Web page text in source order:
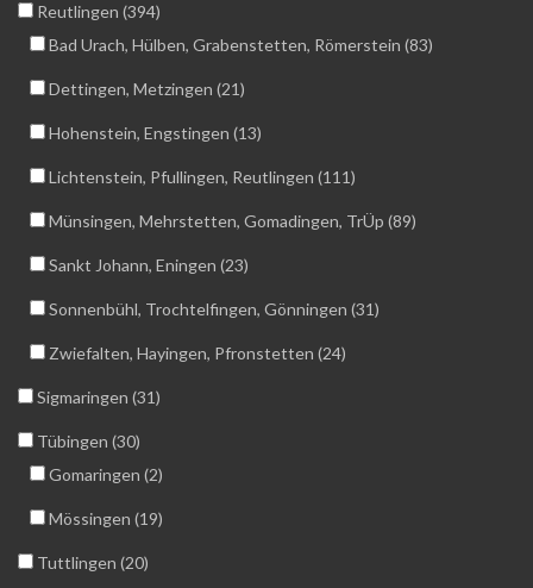
Reutlingen (394)
Bad Urach, Hülben, Grabenstetten, Römerstein (83)
Dettingen, Metzingen (21)
Hohenstein, Engstingen (13)
Lichtenstein, Pfullingen, Reutlingen (111)
Münsingen, Mehrstetten, Gomadingen, TrÜp (89)
Sankt Johann, Eningen (23)
Sonnenbühl, Trochtelfingen, Gönningen (31)
Zwiefalten, Hayingen, Pfronstetten (24)
Sigmaringen (31)
Tübingen (30)
Gomaringen (2)
Mössingen (19)
Tuttlingen (20)